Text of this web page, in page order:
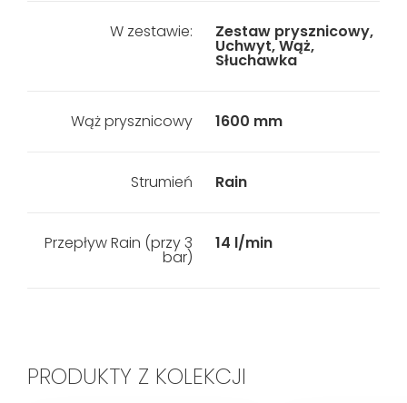
W zestawie: Zestaw prysznicowy,
Uchwyt, Wąż,
Słuchawka
Wąż prysznicowy 1600 mm
Strumień Rain
Przepływ Rain (przy 3
bar)
14 l/min
PRODUKTY Z KOLEKCJI